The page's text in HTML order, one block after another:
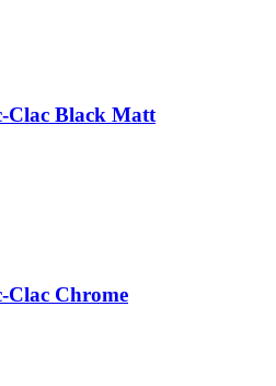
Clac Black Matt
Clac Chrome